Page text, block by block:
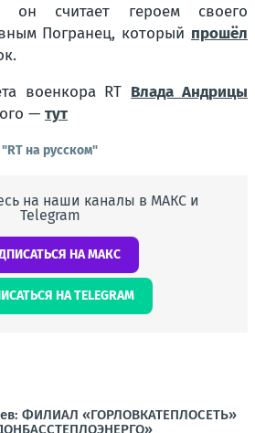
он считает героем своего
Погранец, который прошёл
военкора RT Влада Андрицы
— тут
на русском"
на наши каналы в МАКС и
Telegram
НА МАКС
НА TELEGRAM
ФИЛИАЛ «ГОРЛОВКАТЕПЛОСЕТЬ»